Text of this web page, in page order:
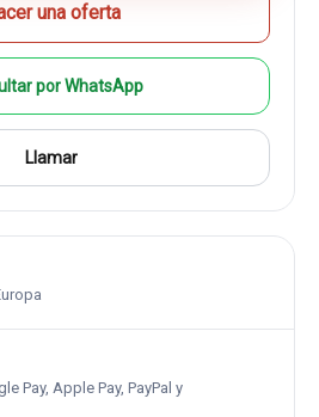
una oferta
por WhatsApp
Llamar
Pay, Apple Pay, PayPal y